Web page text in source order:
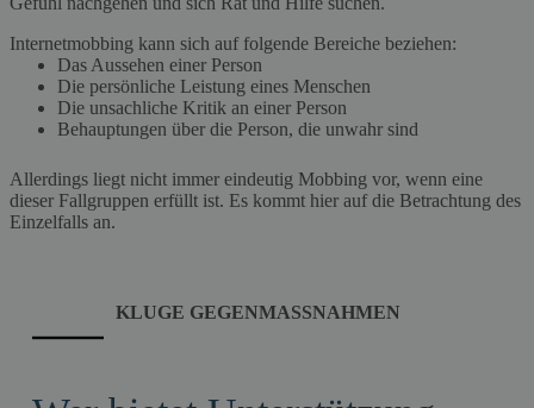
Internetmobbing kann sich auf folgende Bereiche beziehen:
Das Aussehen einer Person
Die persönliche Leistung eines Menschen
Die unsachliche Kritik an einer Person
Behauptungen über die Person, die unwahr sind
Allerdings liegt nicht immer eindeutig Mobbing vor, wenn eine
dieser Fallgruppen erfüllt ist. Es kommt hier auf die Betrachtung des
Einzelfalls an.
KLUGE GEGENMASSNAHMEN